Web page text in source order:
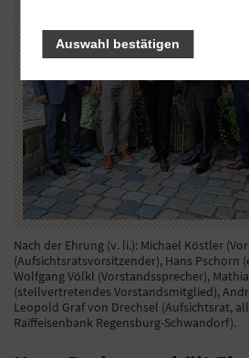
Nach der Ehrung (v. li.): Michael Köstler
(Aufsichtsratsvorsitzender), Hans Pschorn
Wolfgang Völkl (Vorstandssprecher),
(stellvertretendes Vorstandsmitglied),
Leopold Graf von Drechsel (Aufsichtsrat,
Raiffeisenbank Regensburg-Schwandorf).
Auswahl bestätigen